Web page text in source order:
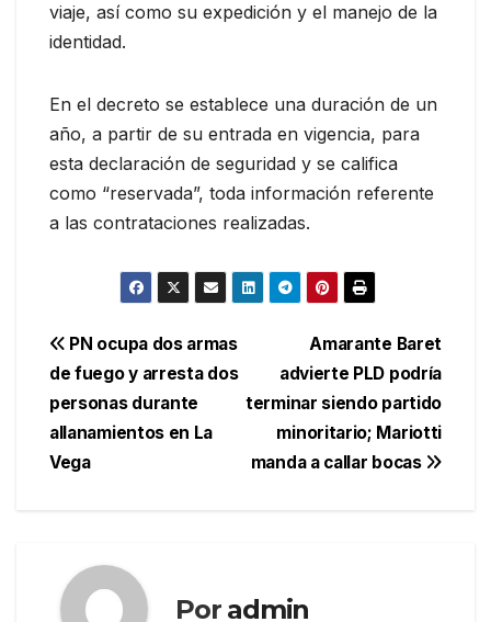
viaje, así como su expedición y el manejo de la
identidad.
En el decreto se establece una duración de un
año, a partir de su entrada en vigencia, para
esta declaración de seguridad y se califica
como “reservada”, toda información referente
a las contrataciones realizadas.
Navegación
de
entradas
Amarante Baret
advierte PLD podría
terminar siendo partido
minoritario; Mariotti
manda a callar bocas
PN ocupa dos armas
de fuego y arresta dos
personas durante
allanamientos en La
Vega
Por admin